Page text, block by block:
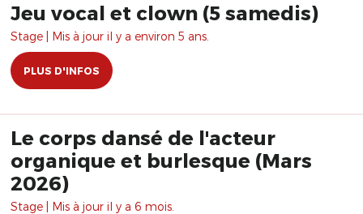
Jeu vocal et clown (5 samedis)
Stage | Mis à jour il y a environ 5 ans.
PLUS D'INFOS
Le corps dansé de l'acteur
organique et burlesque (Mars
2026)
Stage | Mis à jour il y a 6 mois.